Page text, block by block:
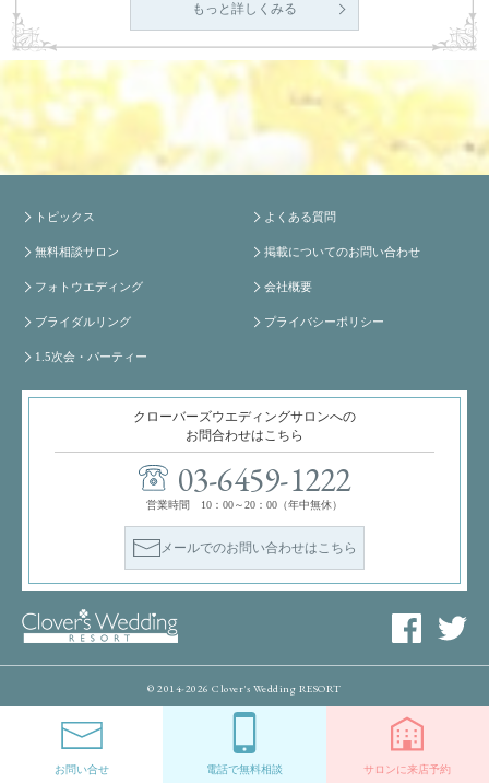
もっと詳しくみる
トピックス
無料相談サロン
フォトウエディング
ブライダルリング
1.5次会・パーティー
よくある質問
掲載についてのお問い合わせ
会社概要
プライバシーポリシー
クローバーズウエディングサロンへの
お問合わせはこちら
03-6459-1222
営業時間 10：00～20：00（年中無休）
メールでのお問い合わせはこちら
© 2014-2026 Clover's Wedding RESORT
お問い合せ 電話で無料相談 サロンに来店予約